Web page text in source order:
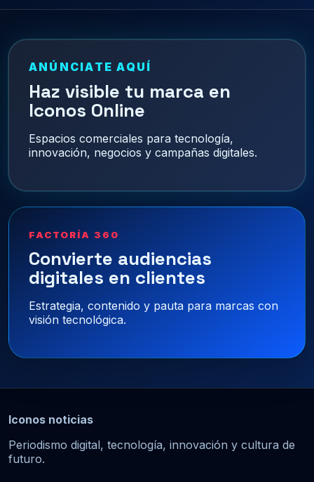
ANÚNCIATE AQUÍ
Haz visible tu marca en
Iconos Online
Espacios comerciales para tecnología,
innovación, negocios y campañas digitales.
FACTORÍA 360
Convierte audiencias
digitales en clientes
Estrategia, contenido y pauta para marcas con
visión tecnológica.
Iconos noticias
Periodismo digital, tecnología, innovación y cultura de
futuro.